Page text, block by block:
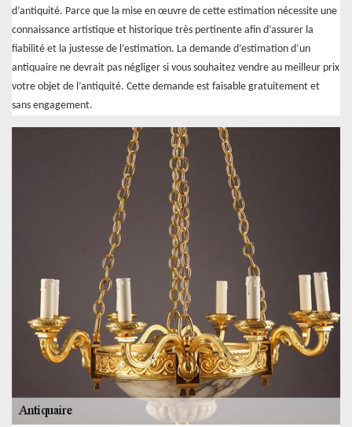
d’antiquité. Parce que la mise en œuvre de cette estimation nécessite une
connaissance artistique et historique très pertinente afin d’assurer la
fiabilité et la justesse de l’estimation. La demande d’estimation d’un
antiquaire ne devrait pas négliger si vous souhaitez vendre au meilleur prix
votre objet de l’antiquité. Cette demande est faisable gratuitement et
sans engagement.